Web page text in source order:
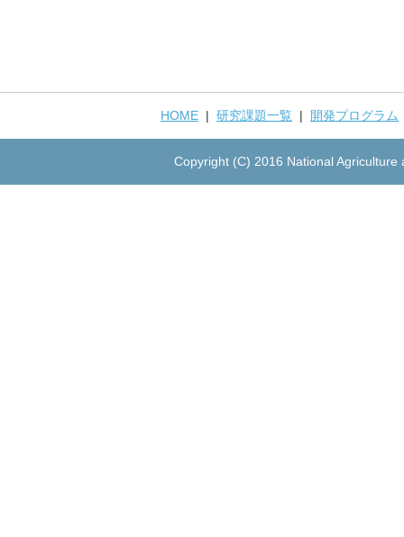
HOME | 研究課題一覧 | 開発プログラム
Copyright (C) 2016 National